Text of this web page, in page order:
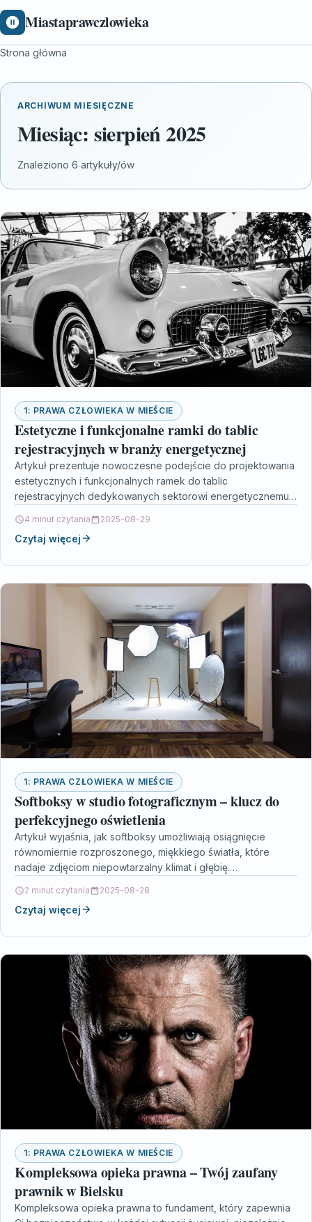
Miastaprawczlowieka
Strona główna
ARCHIWUM MIESIĘCZNE
Miesiąc: sierpień 2025
Znaleziono 6 artykuły/ów
1: PRAWA CZŁOWIEKA W MIEŚCIE
Estetyczne i funkcjonalne ramki do tablic
rejestracyjnych w branży energetycznej
Artykuł prezentuje nowoczesne podejście do projektowania
estetycznych i funkcjonalnych ramek do tablic
rejestracyjnych dedykowanych sektorowi energetycznemu,
profesjonalnego wizerunku…
4 minut czytania 2025-08-29
Czytaj więcej
1: PRAWA CZŁOWIEKA W MIEŚCIE
Softboksy w studio fotograficznym – klucz do
perfekcyjnego oświetlenia
Artykuł wyjaśnia, jak softboksy umożliwiają osiągnięcie
równomiernie rozproszonego, miękkiego światła, które
nadaje zdjęciom niepowtarzalny klimat i głębię.
kierunkiem…
2 minut czytania 2025-08-28
Czytaj więcej
1: PRAWA CZŁOWIEKA W MIEŚCIE
Kompleksowa opieka prawna – Twój zaufany
prawnik w Bielsku
Kompleksowa opieka prawna to fundament, który zapewnia